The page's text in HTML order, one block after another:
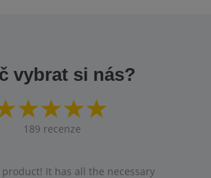
vybrat si nás?
189 recenze
It has all the necessary